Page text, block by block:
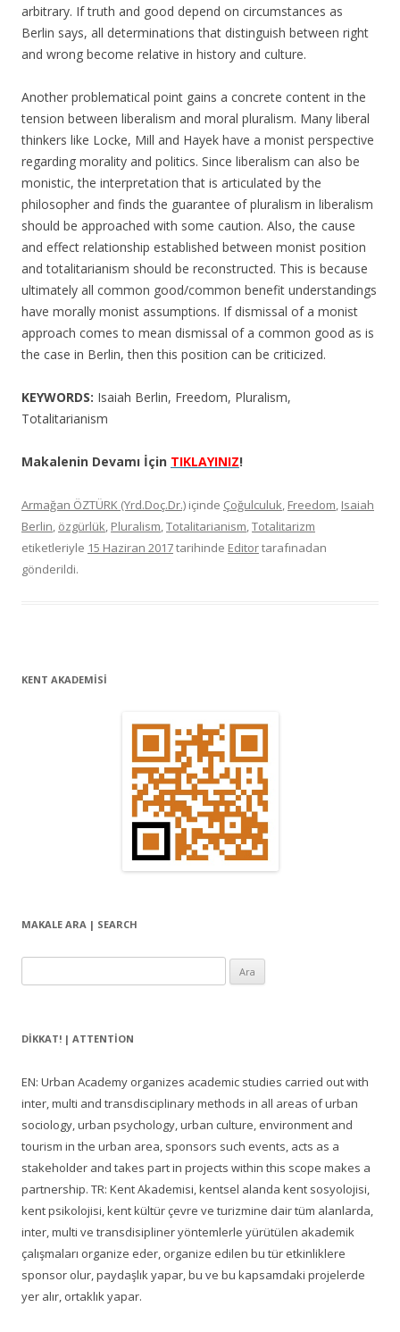
arbitrary. If truth and good depend on circumstances as
Berlin says, all determinations that distinguish between right
and wrong become relative in history and culture.
Another problematical point gains a concrete content in the
tension between liberalism and moral pluralism. Many liberal
thinkers like Locke, Mill and Hayek have a monist perspective
regarding morality and politics. Since liberalism can also be
monistic, the interpretation that is articulated by the
philosopher and finds the guarantee of pluralism in liberalism
should be approached with some caution. Also, the cause
and effect relationship established between monist position
and totalitarianism should be reconstructed. This is because
ultimately all common good/common benefit understandings
have morally monist assumptions. If dismissal of a monist
approach comes to mean dismissal of a common good as is
the case in Berlin, then this position can be criticized.
KEYWORDS: Isaiah Berlin, Freedom, Pluralism,
Totalitarianism
Makalenin Devamı İçin TIKLAYINIZ!
Armağan ÖZTÜRK (Yrd.Doç.Dr.) içinde Çoğulculuk, Freedom, Isaiah
Berlin, özgürlük, Pluralism,Totalitarianism,Totalitarizm
etiketleriyle 15 Haziran 2017tarihinde Editortarafınadan
gönderildi.
KENT AKADEMİSİ
MAKALE ARA | SEARCH
DIKKAT! | ATTENTION
EN: Urban Academy organizes academic studies carried out with
inter, multi and transdisciplinary methods in all areas of urban
sociology, urban psychology, urban culture, environment and
tourism in the urban area, sponsors such events, acts as a
stakeholder and takes part in projects within this scope makes a
partnership. TR: Kent Akademisi, kentsel alanda kent sosyolojisi,
kent psikolojisi, kent kültür çevre ve turizmine dair tüm alanlarda,
inter, multi ve transdisipliner yöntemlerle yürütülen akademik
çalışmaları organize eder, organize edilen bu tür etkinliklere
sponsor olur, paydaşlık yapar, bu ve bu kapsamdaki projelerde
yer alır, ortaklık yapar.